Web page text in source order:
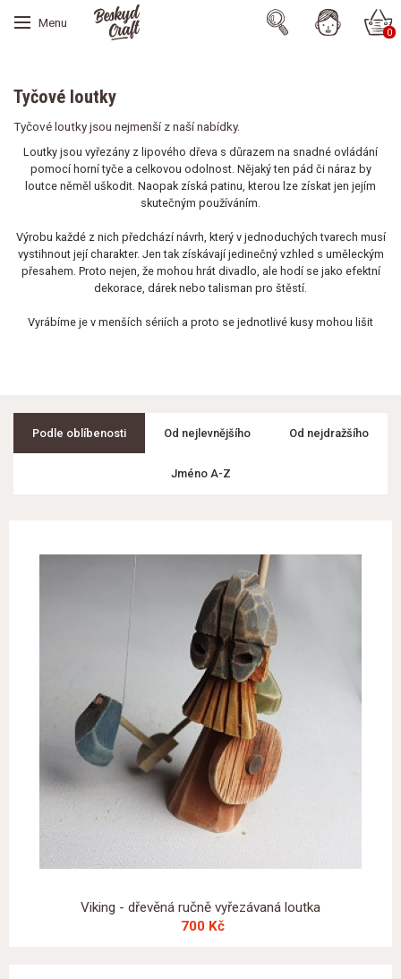
Menu
0
Tyčové loutky
Tyčové loutky jsou nejmenší z naší nabídky.
Loutky jsou vyřezány z lipového dřeva s důrazem na snadné ovládání
pomocí horní tyče a celkovou odolnost. Nějaký ten pád či náraz by
loutce něměl uškodit. Naopak získá patinu, kterou lze získat jen jejím
skutečným používáním.
Výrobu každé z nich předchází návrh, který v jednoduchých tvarech musí
vystihnout její charakter. Jen tak získávají jedinečný vzhled s uměleckým
přesahem. Proto nejen, že mohou hrát divadlo, ale hodí se jako efektní
dekorace, dárek nebo talisman pro štěstí.
Vyrábíme je v menších sériích a proto se jednotlivé kusy mohou lišit
Podle oblíbenosti Od nejlevnějšího Od nejdražšího
Jméno A-Z
Viking - dřevěná ručně vyřezávaná loutka
700 Kč